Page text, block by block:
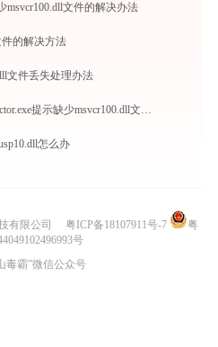
msvcr100.dll文件的解决办法
件的解决方法
文件丢失处理办法
发票提取工具 InvoiceCollector.exe提示缺少msvcr100.dll文件的解决办法
怎么办
有限公司 粤ICP备18107911号-7
粤
号
毒霸”微信公众号